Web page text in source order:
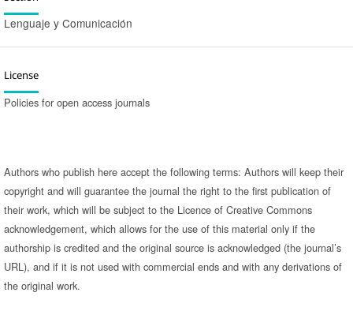
Lenguaje y Comunicación
License
Policies for open access journals
Authors who publish here accept the following terms: Authors will keep their
copyright and will guarantee the journal the right to the first publication of
their work, which will be subject to the Licence of Creative Commons
acknowledgement, which allows for the use of this material only if the
authorship is credited and the original source is acknowledged (the journal’s
URL), and if it is not used with commercial ends and with any derivations of
the original work.